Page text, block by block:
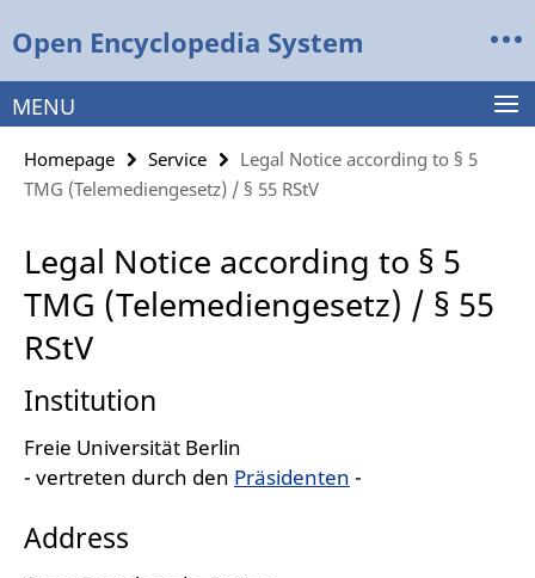
direkt
Inhalt
Open Encyclopedia System
Service
Navigation
MENU
Homepage Service
Legal Notice according to § 5
TMG (Telemediengesetz) / § 55 RStV
Legal Notice according to § 5
TMG (Telemediengesetz) / § 55
RStV
Institution
Freie Universität Berlin
- vertreten durch den Präsidenten -
Address